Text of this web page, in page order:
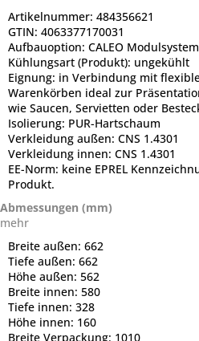
Artikelnummer: 484356621
GTIN: 4063377170031
Aufbauoption: CALEO Modulsystem
Kühlungsart (Produkt): ungekühlt
Eignung: in Verbindung mit
Warenkörben ideal zur
wie Saucen, Servietten oder
Isolierung: PUR-Hartschaum
Verkleidung außen: CNS 1.4301
Verkleidung innen: CNS 1.4301
EE-Norm: keine EPREL
Produkt.
Abmessungen (mm)
mehr
Breite außen: 662
Tiefe außen: 662
Höhe außen: 562
Breite innen: 580
Tiefe innen: 328
Höhe innen: 160
Breite Verpackung: 1010